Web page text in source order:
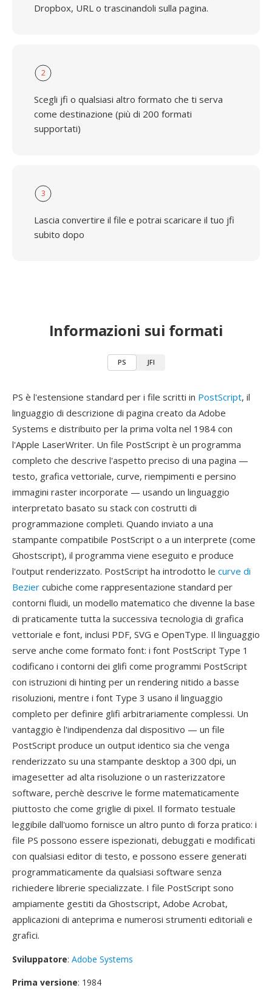
Dropbox, URL o trascinandoli sulla pagina.
2
Scegli jfi o qualsiasi altro formato che ti serva
come destinazione (più di 200 formati
supportati)
3
Lascia convertire il file e potrai scaricare il tuo jfi
subito dopo
Informazioni sui formati
PS JFI
PS è l'estensione standard per i file scritti in PostScript, il
linguaggio di descrizione di pagina creato da Adobe
Systems e distribuito per la prima volta nel 1984 con
l'Apple LaserWriter. Un file PostScript è un programma
completo che descrive l'aspetto preciso di una pagina —
testo, grafica vettoriale, curve, riempimenti e persino
immagini raster incorporate — usando un linguaggio
interpretato basato su stack con costrutti di
programmazione completi. Quando inviato a una
stampante compatibile PostScript o a un interprete (come
Ghostscript), il programma viene eseguito e produce
l'output renderizzato. PostScript ha introdotto le curve di
Bezier cubiche come rappresentazione standard per
contorni fluidi, un modello matematico che divenne la base
di praticamente tutta la successiva tecnologia di grafica
vettoriale e font, inclusi PDF, SVG e OpenType. Il linguaggio
serve anche come formato font: i font PostScript Type 1
codificano i contorni dei glifi come programmi PostScript
con istruzioni di hinting per un rendering nitido a basse
risoluzioni, mentre i font Type 3 usano il linguaggio
completo per definire glifi arbitrariamente complessi. Un
vantaggio è l'indipendenza dal dispositivo — un file
PostScript produce un output identico sia che venga
renderizzato su una stampante desktop a 300 dpi, un
imagesetter ad alta risoluzione o un rasterizzatore
software, perchè descrive le forme matematicamente
piuttosto che come griglie di pixel. Il formato testuale
leggibile dall'uomo fornisce un altro punto di forza pratico: i
file PS possono essere ispezionati, debuggati e modificati
con qualsiasi editor di testo, e possono essere generati
programmaticamente da qualsiasi software senza
richiedere librerie specializzate. I file PostScript sono
ampiamente gestiti da Ghostscript, Adobe Acrobat,
applicazioni di anteprima e numerosi strumenti editoriali e
grafici.
Sviluppatore: Adobe Systems
Prima versione: 1984